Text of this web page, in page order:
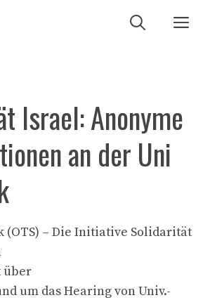
Israel: Anonyme
an der Uni
(OTS) – Die Initiative Solidarität
über
um das Hearing von Univ.-